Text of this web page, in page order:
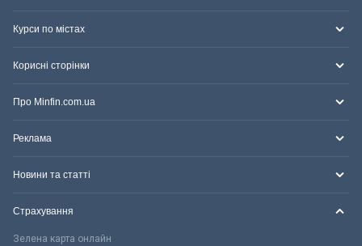
Курси по містах
Корисні сторінки
Про Minfin.com.ua
Реклама
Новини та статті
Страхування
Зелена карта онлайн